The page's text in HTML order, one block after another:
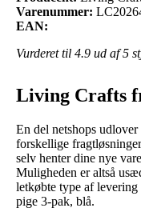
Varenummer:
EAN:
Vurderet til 4.9 ud af 5
Living Crafts
En del netshops
forskellige
selv henter dine nye
Muligheden er altså
letkøbte type af
pige 3-pak, blå.